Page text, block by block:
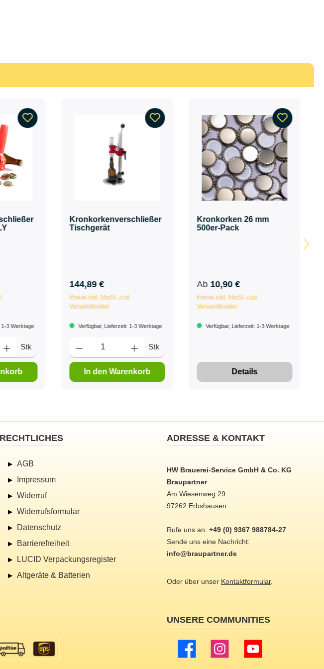
1-3 Werktage
Stk
Kronkorkenverschließer
Tischgerät
144,89 €
Preise inkl. MwSt. zzgl.
Versandkosten
Verfügbar, Lieferzeit: 1-3 Werktage
Stk
In den Warenkorb
Kronkorken 26 mm
500er-Pack
Ab 10,90 €
Preise inkl. MwSt. zzgl.
Versandkosten
Verfügbar, Lieferzeit: 1-3 Werktage
Details
ADRESSE & KONTAKT
HW Brauerei-Service GmbH & Co. KG
Braupartner
Am Wiesenweg 29
97262 Erbshausen
Rufe uns an: +49 (0) 9367 988784-27
Sende uns eine Nachricht:
info@braupartner.de
Oder über unser Kontaktformular.
RECHTLICHES
AGB
Impressum
Widerruf
Widerrufsformular
Datenschutz
Barrierefreiheit
LUCID Verpackungsregister
Altgeräte & Batterien
UNSERE COMMUNITIES
Facebook Instagram YouTube